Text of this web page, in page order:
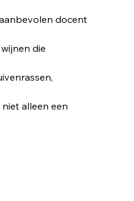
docent
die
alleen een